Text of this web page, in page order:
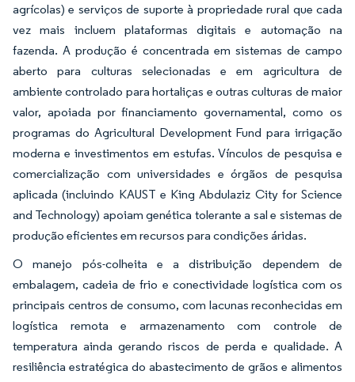
agrícolas) e serviços de suporte à propriedade rural que cada
vez mais incluem plataformas digitais e automação na
fazenda. A produção é concentrada em sistemas de campo
aberto para culturas selecionadas e em agricultura de
ambiente controlado para hortaliças e outras culturas de maior
valor, apoiada por financiamento governamental, como os
programas do Agricultural Development Fund para irrigação
moderna e investimentos em estufas. Vínculos de pesquisa e
comercialização com universidades e órgãos de pesquisa
aplicada (incluindo KAUST e King Abdulaziz City for Science
and Technology) apoiam genética tolerante a sal e sistemas de
produção eficientes em recursos para condições áridas.
O manejo pós-colheita e a distribuição dependem de
embalagem, cadeia de frio e conectividade logística com os
principais centros de consumo, com lacunas reconhecidas em
logística remota e armazenamento com controle de
temperatura ainda gerando riscos de perda e qualidade. A
resiliência estratégica do abastecimento de grãos e alimentos